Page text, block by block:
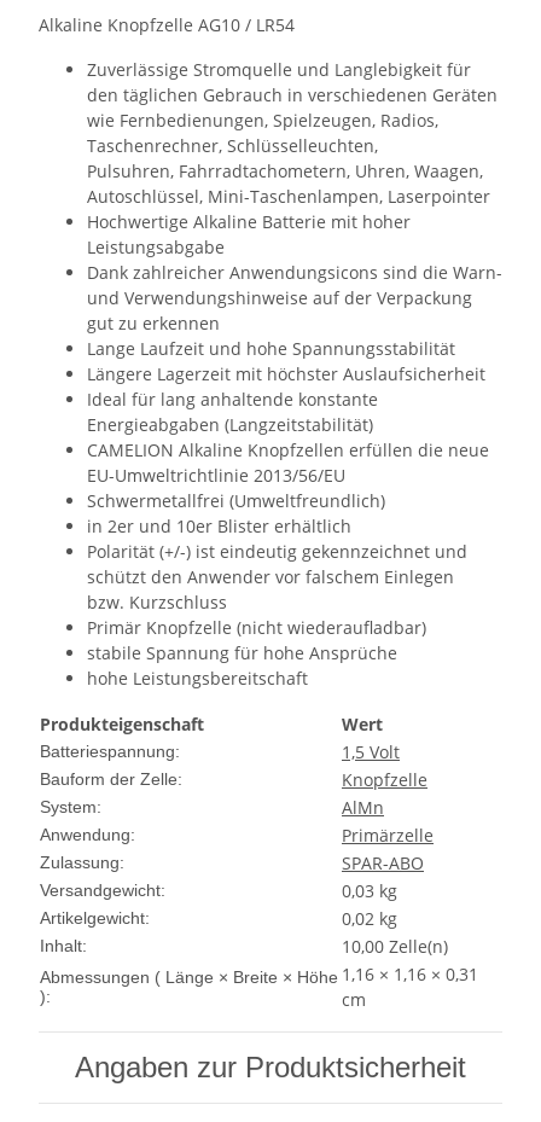
Alkaline Knopfzelle AG10 / LR54
Zuverlässige Stromquelle und Langlebigkeit für
den täglichen Gebrauch in verschiedenen Geräten
wie Fernbedienungen, Spielzeugen, Radios,
Taschenrechner, Schlüsselleuchten,
Pulsuhren, Fahrradtachometern, Uhren, Waagen,
Autoschlüssel, Mini-Taschenlampen, Laserpointer
Hochwertige Alkaline Batterie mit hoher
Leistungsabgabe
Dank zahlreicher Anwendungsicons sind die Warn-
und Verwendungshinweise auf der Verpackung
gut zu erkennen
Lange Laufzeit und hohe Spannungsstabilität
Längere Lagerzeit mit höchster Auslaufsicherheit
Ideal für lang anhaltende konstante
Energieabgaben (Langzeitstabilität)
CAMELION Alkaline Knopfzellen erfüllen die neue
EU-Umweltrichtlinie 2013/56/EU
Schwermetallfrei (Umweltfreundlich)
in 2er und 10er Blister erhältlich
Polarität (+/-) ist eindeutig gekennzeichnet und
schützt den Anwender vor falschem Einlegen
bzw. Kurzschluss
Primär Knopfzelle (nicht wiederaufladbar)
stabile Spannung für hohe Ansprüche
hohe Leistungsbereitschaft
Produkteigenschaft
Wert
Batteriespannung: 1,5 Volt
Bauform der Zelle: Knopfzelle
System: AlMn
Anwendung: Primärzelle
Zulassung: SPAR-ABO
Versandgewicht: 0,03 kg
Artikelgewicht: 0,02 kg
Inhalt: 10,00 Zelle(n)
Abmessungen ( Länge × Breite × Höhe
):
1,16 × 1,16 × 0,31
cm
Angaben zur Produktsicherheit